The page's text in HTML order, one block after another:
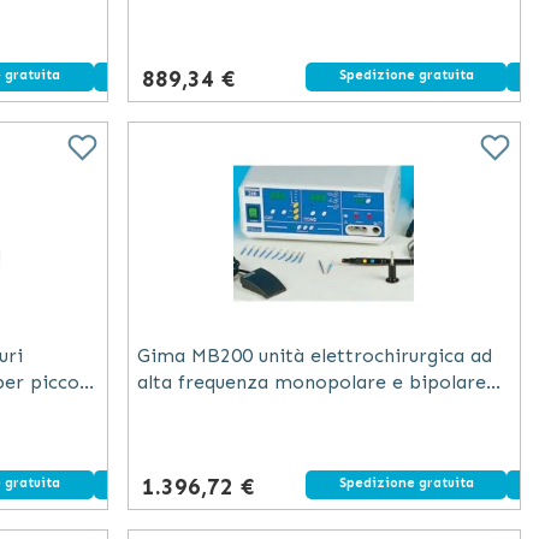
gratuita Dispositivo medico
889,34 € Spedizione gratuita
piccola
gratuita Dispositivo medico
Gima MB200 unità elettrochirurgica ad
alta frequenza monopolare e bipolare
1.396,72 € Spedizione gratuita